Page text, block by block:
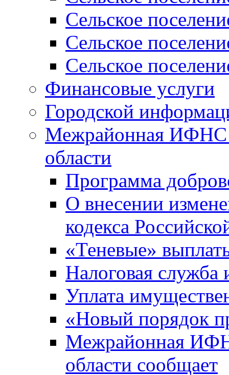
Сельское
Сельское
Сельское
Финансовые услуги
Городской
Межрайонная ИФНС
области
Программа
О внесении
кодекса
«Теневые»
Налоговая служба
Уплата
«Новый порядок
Межрайонная
области сообщает